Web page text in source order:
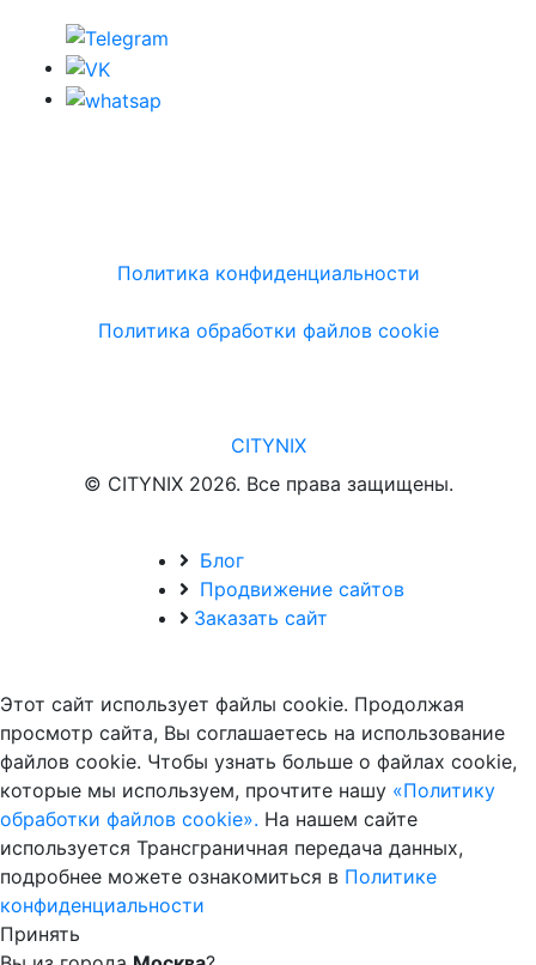
Политика конфиденциальности
Политика обработки файлов cookie
CITYNIX
© CITYNIX 2026. Все права защищены.
Блог
Продвижение сайтов
Заказать сайт
Этот сайт использует файлы cookie. Продолжая
просмотр сайта, Вы соглашаетесь на использование
файлов cookie. Чтобы узнать больше о файлах cookie,
которые мы используем, прочтите нашу «Политику
обработки файлов cookie». На нашем сайте
используется Трансграничная передача данных,
подробнее можете ознакомиться в Политике
конфиденциальности
Принять